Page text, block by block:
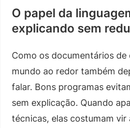
O papel da
explicando sem
Como os documentários de
mundo ao redor também
falar. Bons programas
sem explicação. Quando
técnicas, elas costumam vir